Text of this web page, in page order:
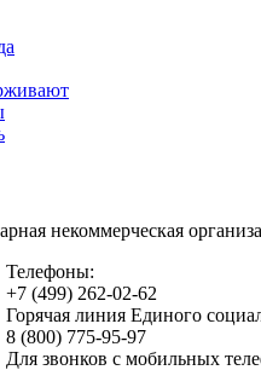
некоммерческая
Телефоны:
+7 (499) 262-02-62
Горячая линия Единого
8 (800) 775-95-97
Для звонков с мобильных